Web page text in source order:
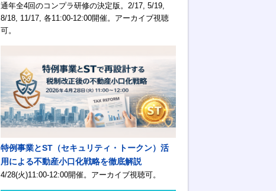
通年全4回のコンプラ研修の決定版。2/17, 5/19,
8/18, 11/17, 各11:00-12:00開催。アーカイブ視聴
可。
特例事業とST（セキュリティ・トークン）活
用による不動産小口化戦略を徹底解説
4/28(火)11:00-12:00開催。アーカイブ視聴可。